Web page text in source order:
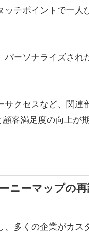
チポイントで一人
ーソナライズされ
クセスなど、関連
客満足度の向上が
ニーマップの再
多くの企業がカス